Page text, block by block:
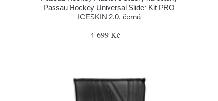
Passau Hockey Universal Slider Kit PRO
ICESKIN 2.0, černá
4 699 Kč